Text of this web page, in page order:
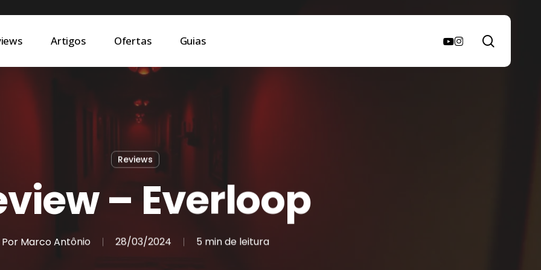
Artigos Ofertas Guias youtube
instagram
Reviews
– Everloop
Por Marco Antônio 28/03/2024 5 min de leitura